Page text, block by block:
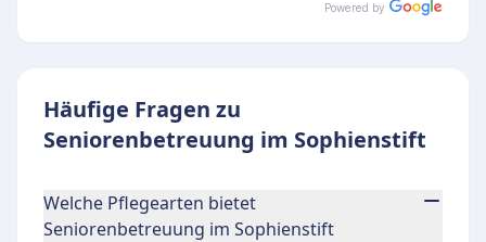
Powered by
Häufige Fragen zu
Seniorenbetreuung im Sophienstift
Welche Pflegearten bietet
Seniorenbetreuung im Sophienstift